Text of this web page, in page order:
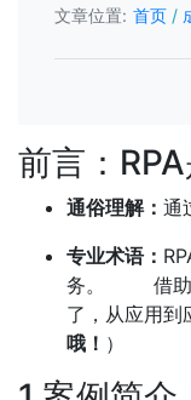
文章位置: 首页 /
前言：
通俗理解： 通
专业术语：
务。 借助智
了，从应用到
哦！ ）